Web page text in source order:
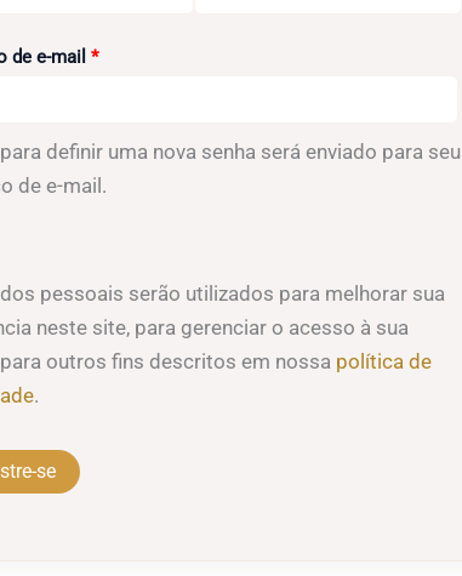
de e-mail*Obrigatório
definir uma nova senha será enviado para seu
de e-mail.
pessoais serão utilizados para melhorar sua
neste site, para gerenciar o acesso à sua
outros fins descritos em nossa política de
.
se